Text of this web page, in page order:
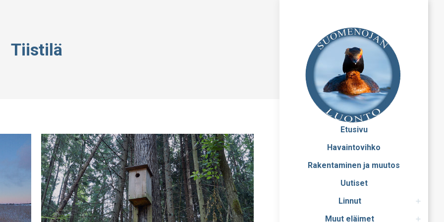
Etusivu
Havaintovihko
Rakentaminen ja muutos
Uutiset
Linnut
Muut eläimet
Tiistilä